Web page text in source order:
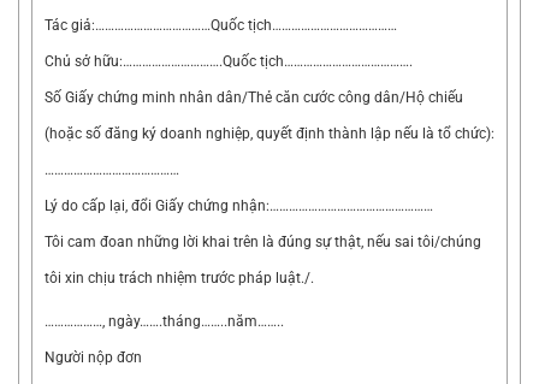
Tác giả:………………………………Quốc tịch…………………………………
Chủ sở hữu:………………………….Quốc tịch………………………………….
Số Giấy chứng minh nhân dân/Thẻ căn cước công dân/Hộ chiếu
(hoặc số đăng ký doanh nghiệp, quyết định thành lập nếu là tổ chức):
……………………………………
Lý do cấp lại, đổi Giấy chứng nhận:……………………………………………
Tôi cam đoan những lời khai trên là đúng sự thật, nếu sai tôi/chúng
tôi xin chịu trách nhiệm trước pháp luật./.
………………, ngày…….tháng……..năm……..
Người nộp đơn